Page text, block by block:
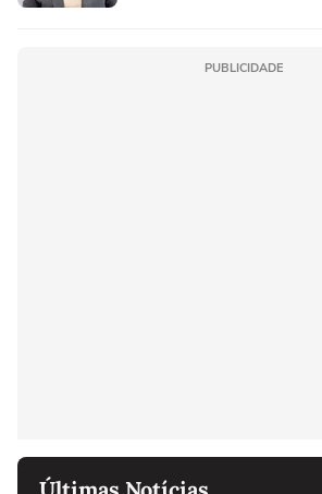
PUBLICIDADE